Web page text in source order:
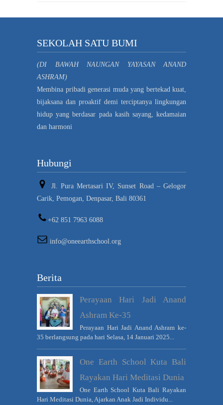
SEKOLAH SATU BUMI
(DI BAWAH NAUNGAN YAYASAN ANAND
ASHRAM)
Membina pribadi generasi muda yang bertekad kuat,
bijaksana dan proaktif demi terciptanya lingkungan
hidup yang berdasar pada kasih sayang, kedamaian
dan harmoni
Hubungi
Jl. Pura Mertasari IV, Sunset Road – Gelogor
Carik, Pemogan, Denpasar, Bali 80361
+62 851 7963 6088
info@oneearthschool.org
Berita
Perayaan Hari Jadi Anand
Ashram Ke-35
Perayaan Hari Jadi Anand Ashram ke-
35 berlangsung pada hari Selasa, 14 Januari 2025...
One Earth School Kuta Bali
Rayakan Hari Meditasi Dunia
One Earth School Kuta Bali Rayakan
Hari Meditasi Dunia, Ajarkan Anak Jadi Individu...